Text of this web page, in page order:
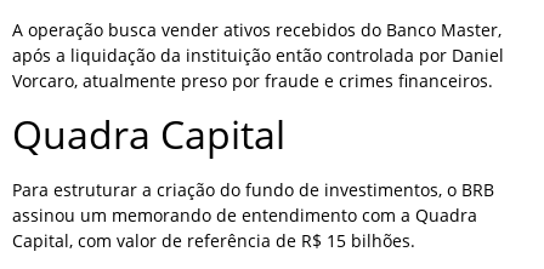
A operação busca vender ativos recebidos do Banco Master,
após a liquidação da instituição então controlada por Daniel
Vorcaro, atualmente preso por fraude e crimes financeiros.
Quadra Capital
Para estruturar a criação do fundo de investimentos, o BRB
assinou um memorando de entendimento com a Quadra
Capital, com valor de referência de R$ 15 bilhões.